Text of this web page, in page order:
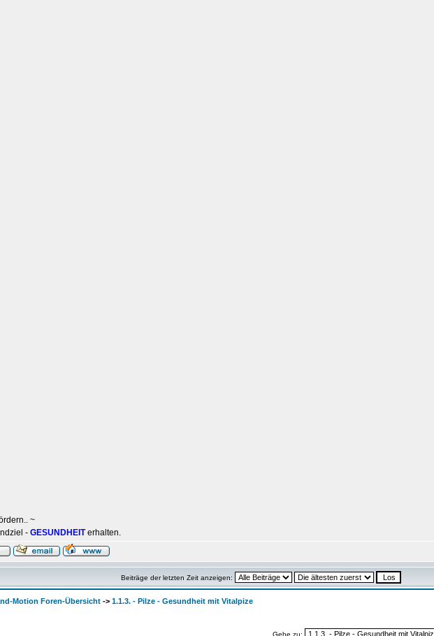
~
- GESUNDHEITerhalten.
Beiträge der letzten Zeit anzeigen:
Motion Foren-Übersicht -> 1.1.3. - Pilze - Gesundheit mit Vitalpize
Gehe zu: